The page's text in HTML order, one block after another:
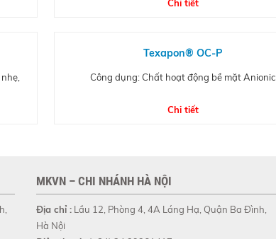
Chi tiết
Texapon® OC-P
Công dụng: Chất hoạt động bề mặt Anionic
Chi tiết
MKVN – CHI NHÁNH HÀ NỘI
Địa chỉ : Lầu 12, Phòng 4, 4A Láng Hạ, Quận Ba Đình,
Hà Nội